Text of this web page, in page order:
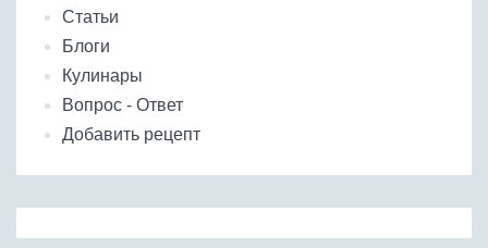
Статьи
Блоги
Кулинары
Вопрос - Ответ
Добавить рецепт